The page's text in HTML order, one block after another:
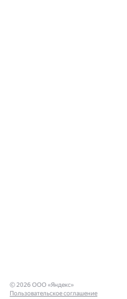
© 2026 ООО «Яндекс»
Пользовательское соглашение